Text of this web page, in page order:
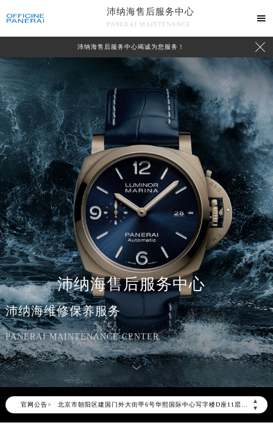
沛纳海售后服务中心
PANERAI MAINTENANCE

沛纳海售后服务中心竭诚为您服务！ 
沛纳海售后服务中心
沛纳海维修保养服务
PANERAI MAINTENANCE CENTER
官网公告>
▲
▼
2026年8月沛纳海中国区售后服务网络优化升级公告
2026年8月沛纳海全国官方售后客户服务热线：400-006-0073
沛纳海官方全国统一服务热线400-006-0073，服务覆盖中国大陆、香港、澳门、台湾全部区域（非大陆需加拨“+86”）
2026年8月沛纳海售后服务中心最新网点地址：
北京市东城区东长安街1号东方广场写字楼W3座6层602室（需提前预约）
天津市和平区赤峰道136号天津国际金融中心写字楼26层2603室（需提前预约）
心介绍 联系我们